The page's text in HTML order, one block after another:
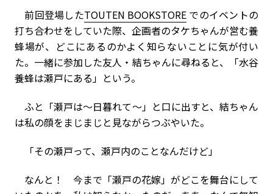
前回登場したTOUTEN BOOKSTORE でのイベントの
打ち合わせをしていた際、企画者のタケちゃんが営む養
蜂場が、どこにあるのかよく知らないことに気が付い
た。一緒に参加した友人・結ちゃんに尋ねると、「水谷
養蜂は瀬戸にある」という。
ふと「瀬戸は～日暮れて～」と口に出すと、結ちゃん
は私の顔をまじまじと見ながらつぶやいた。
「その瀬戸って、瀬戸内のことなんだけど」
なんと！ 今まで「瀬戸の花嫁」がどこを舞台にして